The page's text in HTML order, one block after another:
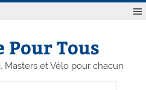
Pour Tous
Masters et Vélo pour chacun